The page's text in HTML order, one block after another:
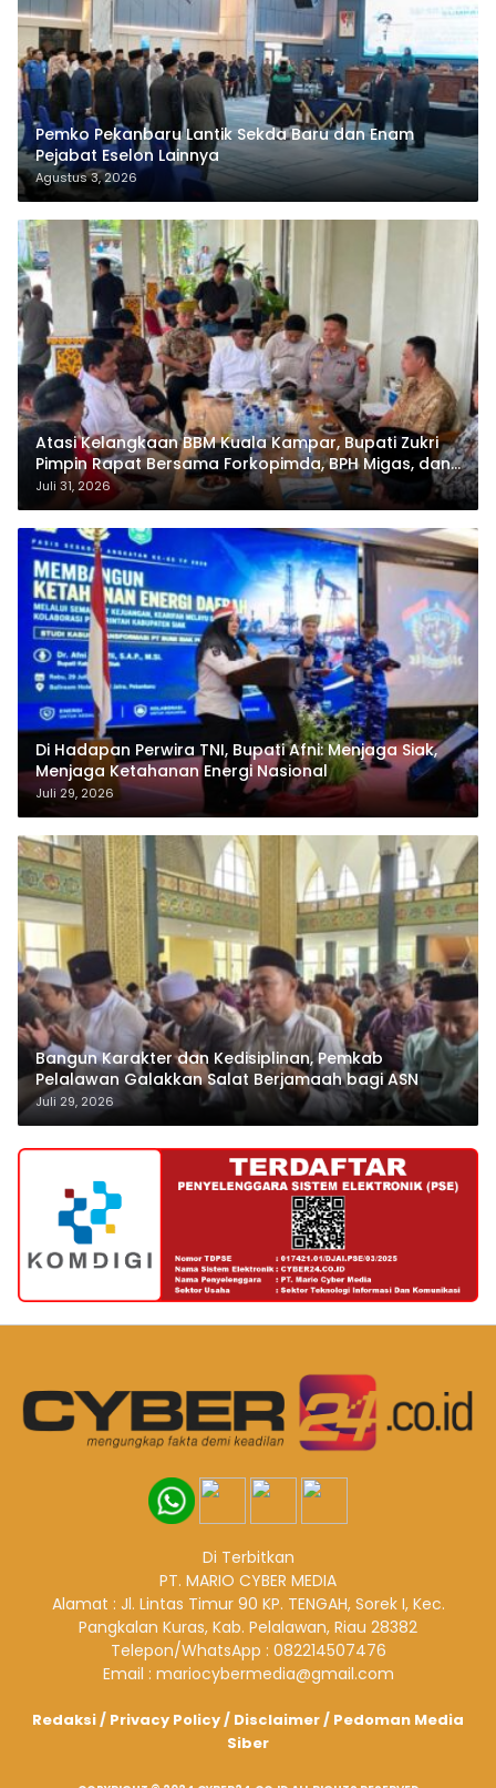
Pemko Pekanbaru Lantik Sekda Baru dan Enam
Pejabat Eselon Lainnya
Agustus 3, 2026
Atasi Kelangkaan BBM Kuala Kampar, Bupati Zukri
Pimpin Rapat Bersama Forkopimda, BPH Migas, dan
Pertamina
Juli 31, 2026
Di Hadapan Perwira TNI, Bupati Afni: Menjaga Siak,
Menjaga Ketahanan Energi Nasional
Juli 29, 2026
Bangun Karakter dan Kedisiplinan, Pemkab
Pelalawan Galakkan Salat Berjamaah bagi ASN
Juli 29, 2026
Di Terbitkan
PT. MARIO CYBER MEDIA
Alamat : Jl. Lintas Timur 90 KP. TENGAH, Sorek I, Kec.
Pangkalan Kuras, Kab. Pelalawan, Riau 28382
Telepon/WhatsApp : 082214507476
Email : mariocybermedia@gmail.com
Redaksi/ Privacy Policy/ Disclaimer/ Pedoman Media
Siber